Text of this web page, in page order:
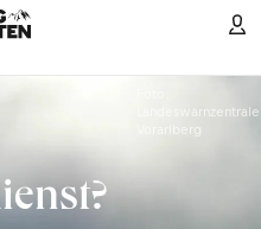
Landeswarnzentrale
Vorarlberg